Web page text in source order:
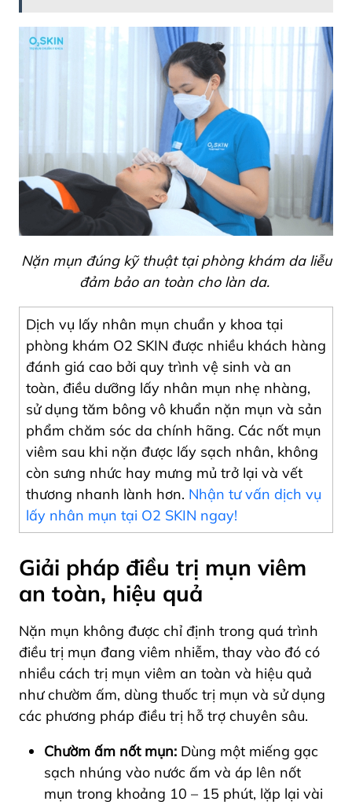
Nặn mụn đúng kỹ thuật tại phòng khám da liễu
đảm bảo an toàn cho làn da.
Dịch vụ lấy nhân mụn chuẩn y khoa tại
phòng khám O2 SKIN được nhiều khách hàng
đánh giá cao bởi quy trình vệ sinh và an
toàn, điều dưỡng lấy nhân mụn nhẹ nhàng,
sử dụng tăm bông vô khuẩn nặn mụn và sản
phẩm chăm sóc da chính hãng. Các nốt mụn
viêm sau khi nặn được lấy sạch nhân, không
còn sưng nhức hay mưng mủ trở lại và vết
thương nhanh lành hơn. Nhận tư vấn dịch vụ
lấy nhân mụn tại O2 SKIN ngay!
Giải pháp điều trị mụn viêm
an toàn, hiệu quả
Nặn mụn không được chỉ định trong quá trình
điều trị mụn đang viêm nhiễm, thay vào đó có
nhiều cách trị mụn viêm an toàn và hiệu quả
như chườm ấm, dùng thuốc trị mụn và sử dụng
các phương pháp điều trị hỗ trợ chuyên sâu.
Chườm ấm nốt mụn: Dùng một miếng gạc
sạch nhúng vào nước ấm và áp lên nốt
mụn trong khoảng 10 – 15 phút, lặp lại vài